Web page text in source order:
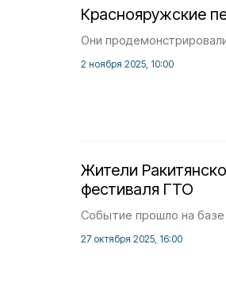
Краснояружские
Они
2 ноября 2025, 10:00
Жители
фестиваля ГТО
Событие прошло на базе
27 октября 2025, 16:00